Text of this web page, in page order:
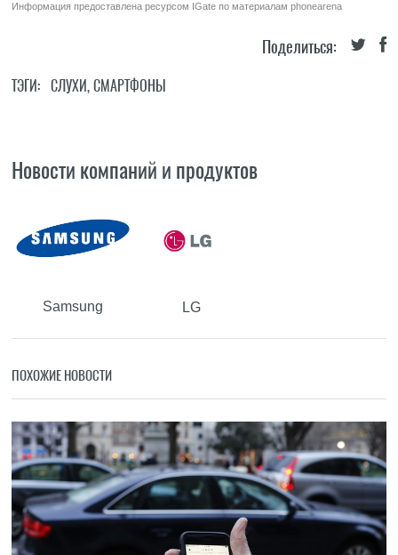
Информация предоставлена ресурсом IGate по материаламphonearena
Поделиться:
ТЭГИ: СЛУХИ,СМАРТФОНЫ
Новости компаний и продуктов
Samsung LG
ПОХОЖИЕ НОВОСТИ